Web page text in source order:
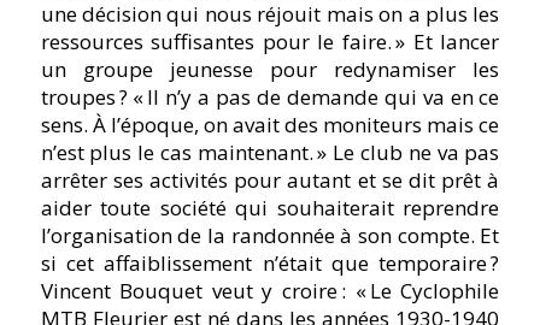
une décision qui nous réjouit mais on a plus les
ressources suffisantes pour le faire. » Et lancer
un groupe jeunesse pour redynamiser les
troupes ? « Il n’y a pas de demande qui va en ce
sens. À l’époque, on avait des moniteurs mais ce
n’est plus le cas maintenant. » Le club ne va pas
arrêter ses activités pour autant et se dit prêt à
aider toute société qui souhaiterait reprendre
l’organisation de la randonnée à son compte. Et
si cet affaiblissement n’était que temporaire ?
Vincent Bouquet veut y croire : « Le Cyclophile
MTB Fleurier est né dans les années 1930-1940